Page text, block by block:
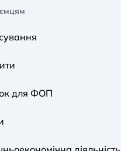
для ФОП